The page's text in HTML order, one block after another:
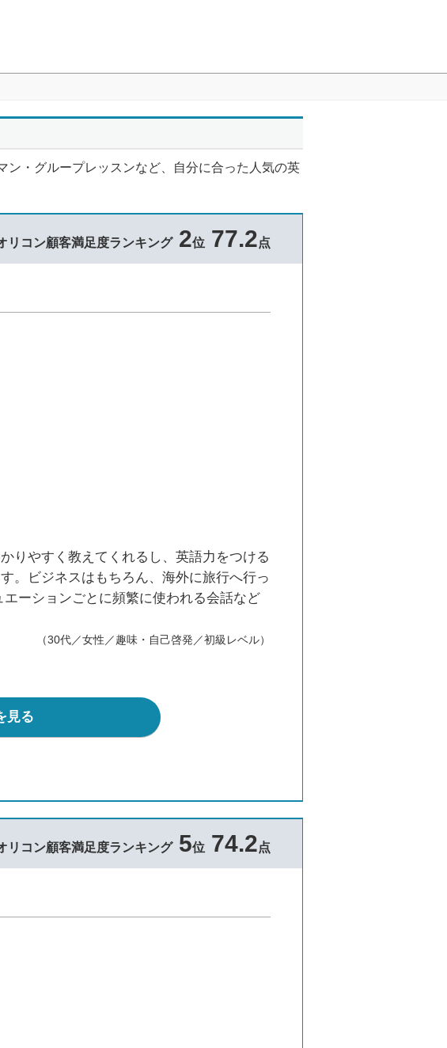
・グループレッスンなど、自分に合った人気の英
リコン顧客満足度ランキング2位 77.2点
りやすく教えてくれるし、英語力をつける
。ビジネスはもちろん、海外に旅行へ行っ
ーションごとに頻繁に使われる会話など
（30代／女性／趣味・自己啓発／初級レベル）
見る
リコン顧客満足度ランキング5位 74.2点